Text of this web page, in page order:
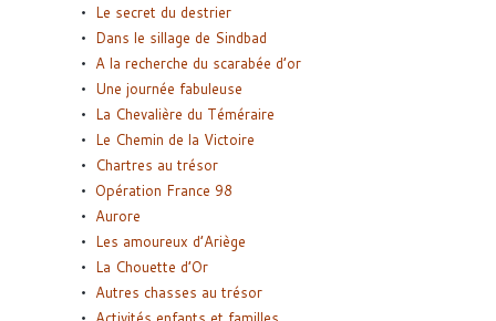
Le secret du destrier
Dans le sillage de Sindbad
A la recherche du scarabée d’or
Une journée fabuleuse
La Chevalière du Téméraire
Le Chemin de la Victoire
Chartres au trésor
Opération France 98
Aurore
Les amoureux d’Ariège
La Chouette d’Or
Autres chasses au trésor